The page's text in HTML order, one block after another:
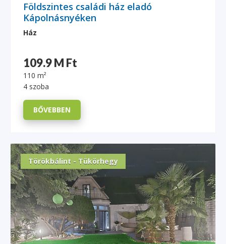
Földszintes családi ház eladó
Kápolnásnyéken
Ház
109.9 M Ft
110 m²
4 szoba
BŐVEBBEN
Törökbálint - Tükörhegy